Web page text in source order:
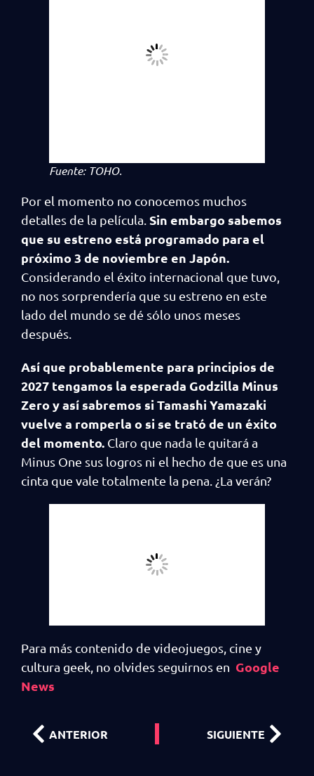
Fuente: TOHO.
Por el momento no conocemos muchos
detalles de la película. Sin embargo sabemos
que su estreno está programado para el
próximo 3 de noviembre en Japón.
Considerando el éxito internacional que tuvo,
no nos sorprendería que su estreno en este
lado del mundo se dé sólo unos meses
después.
Así que probablemente para principios de
2027 tengamos la esperada Godzilla Minus
Zero y así sabremos si Tamashi Yamazaki
vuelve a romperla o si se trató de un éxito
del momento. Claro que nada le quitará a
Minus One sus logros ni el hecho de que es una
cinta que vale totalmente la pena. ¿La verán?
Para más contenido de videojuegos, cine y
cultura geek, no olvides seguirnos en Google
News
ANTERIOR SIGUIENTE